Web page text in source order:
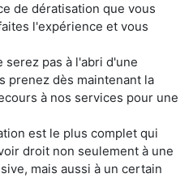
de dératisation que vous
l'expérience et vous
serez pas à l'abri d'une
prenez dès maintenant la
à nos services pour une
est le plus complet qui
droit non seulement à une
mais aussi à un certain